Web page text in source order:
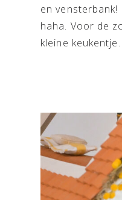
en
haha. Voor de
kleine